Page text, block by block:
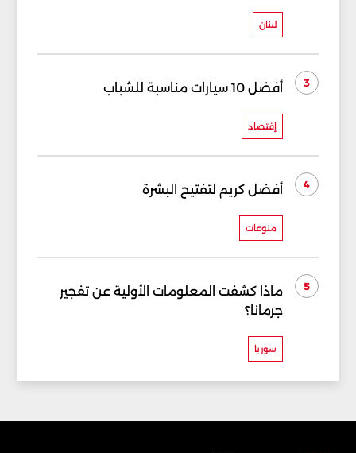
لبنان
3 أفضل 10 سيارات مناسبة للشباب
إقتصاد
4 أفضل كريم لتفتيح البشرة
منوعات
5
ماذا كشفت المعلومات الأولية عن تفجير
جرمانا؟
سوريا